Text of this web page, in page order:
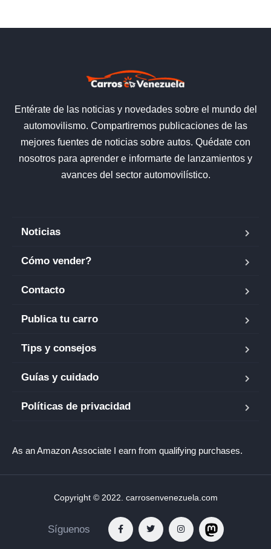
Entérate de las noticias y novedades sobre el mundo del
automovilismo. Compartiremos publicaciones de las
mejores fuentes de noticias sobre autos. Quédate con
nosotros para aprender e informarte de lanzamientos y
avances del sector automovilístico.
Noticias
Cómo vender?
Contacto
Publica tu carro
Tips y consejos
Guías y cuidado
Políticas de privacidad
As an Amazon Associate I earn from qualifying purchases.
Copyright © 2022. carrosenvenezuela.com
Síguenos